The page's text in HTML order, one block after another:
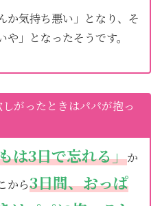
か気持ち悪い」となり、そ
」となったそうです。
がったときはパパが抱っ
は3日で忘れる」か
から3日間、おっぱ